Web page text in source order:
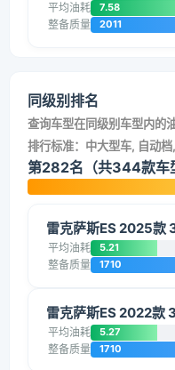
平均油耗 7.58
整备质量 2011
同级别排名
查询车型在同级别车型内的
排行标准：中大型车, 自动档
第282名（共344款车
雷克萨斯ES 2025款
平均油耗 5.21
整备质量 1710
雷克萨斯ES 2022款
平均油耗 5.27
整备质量 1710